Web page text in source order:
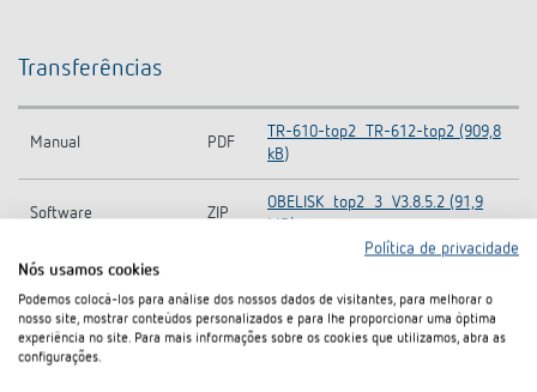
Transferências
Manual PDF
TR-610-top2_TR-612-top2 (909,8
kB)
Software ZIP
OBELISK_top2_3_V3.8.5.2 (91,9
Information Notice EU
Data Act
EU Data Act (74,5 kB)
CE
Konformitätserklärung
TR 610 top2 G-CE declaration of
Política de privacidade
Nós usamos cookies
Podemos colocá-los para análise dos nossos dados de visitantes, para melhorar o
nosso site, mostrar conteúdos personalizados e para lhe proporcionar uma óptima
experiência no site. Para mais informações sobre os cookies que utilizamos, abra as
configurações.